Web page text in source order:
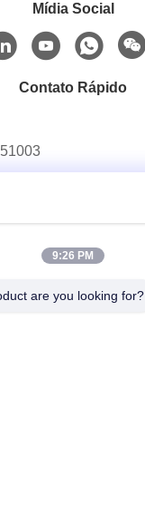
Mídia Social
Contato Rápido
9:26 PM
are you looking for?